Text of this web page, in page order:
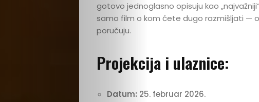
gotovo jednoglasno opisuju kao
samo film o kom ćete dugo razmišljati —
poručuju.
Projekcija i ulaznice:
Datum: 25. februar 2026.